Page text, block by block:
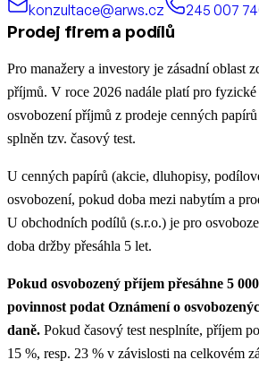
konzultace@arws.cz
245 007
Prodej firem a podílů
Pro manažery a investory je zásadní oblast
příjmů. V roce 2026 nadále platí pro fyzické
osvobození příjmů z prodeje cenných
splněn tzv. časový test.
U cenných papírů (akcie, dluhopisy,
osvobození, pokud doba mezi nabytím a
U obchodních podílů (s.r.o.) je pro
doba držby přesáhla 5 let.
Pokud osvobozený příjem přesáhne 5
povinnost podat Oznámení o
daně. Pokud časový test nesplníte, příjem
15 %, resp. 23 % v závislosti na celkovém